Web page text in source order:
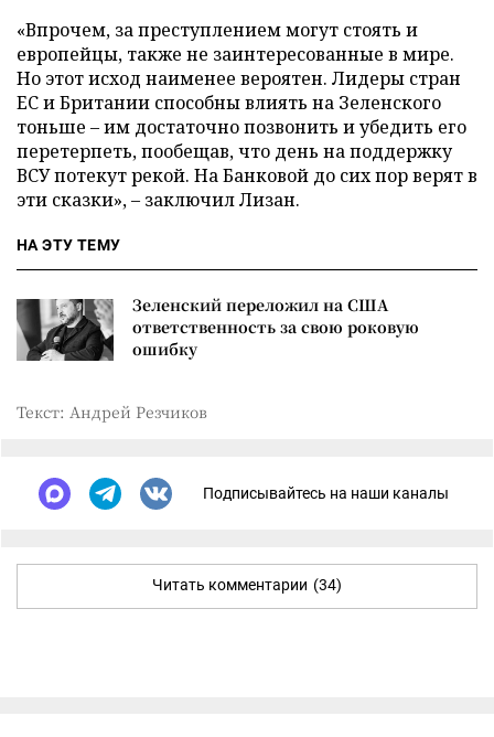
«Впрочем, за преступлением могут стоять и
европейцы, также не заинтересованные в мире.
Но этот исход наименее вероятен. Лидеры стран
ЕС и Британии способны влиять на Зеленского
тоньше – им достаточно позвонить и убедить его
перетерпеть, пообещав, что день на поддержку
ВСУ потекут рекой. На Банковой до сих пор верят в
эти сказки», – заключил Лизан.
НА ЭТУ ТЕМУ
Зеленский переложил на США
ответственность за свою роковую
ошибку
Текст: Андрей Резчиков
Подписывайтесь на наши каналы
Читать комментарии (34)